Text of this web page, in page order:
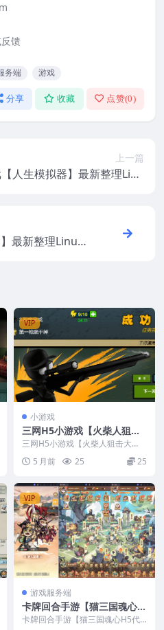
馈
务端 游戏
分享 收藏 点赞(0)
上一篇
人生模拟器】最新整理Linu
最新整理Linux
VIP
小游戏
三网H5小游戏【火柴人狙击
大师】最新整理Linux手工服
务端
三网H5小游戏【火柴人狙击大
师】最新整理Linux手工服务端
5 月前 25 25
VIP
游戏服务端
卡牌回合手游【猫三国魂心H
5代金券内购多区跨服修复
卡牌回合手游【猫三国魂心H5代